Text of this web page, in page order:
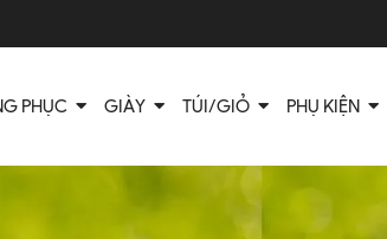
PHỤC GIÀY TÚI/GIỎ PHỤ KIỆN